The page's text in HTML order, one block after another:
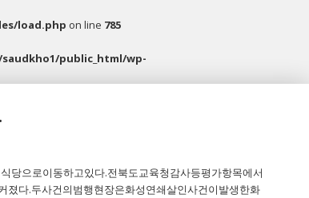
load.php on line 785
public_html/wp-
당으로이동하고있다.전북도교육청감사등평가항목에서
졌다.두사건의범행현장은화성연쇄살인사건이발생한화